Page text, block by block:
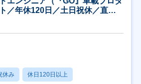
／年休120日／土日祝休／直行
休み 休日120日以上